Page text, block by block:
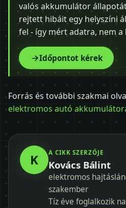
valós akkumulátor
rejtett hibáit egy helyszíni
fel - így mért adatra, nem
Időpontot kérek
Forrás és további szakmai
elektromos autó
K A CIKK SZERZŐJE
Kovács Bálint
elektromos
szakember
Tíz éve foglalkozik